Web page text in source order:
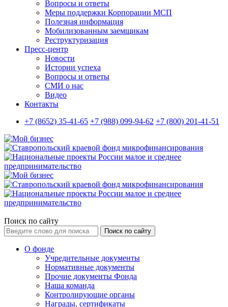
Вопросы и ответы
Меры поддержки Корпорации МСП
Полезная информация
Мобилизованным заемщикам
Реструктуризация
Пресс-центр
Новости
Истории успеха
Вопросы и ответы
СМИ о нас
Видео
Контакты
+7 (8652) 35-41-65 +7 (988) 099-94-62 +7 (800) 201-41-51
Поиск по сайту
Поиск по сайту
О фонде
Учредительные документы
Нормативные документы
Прочие документы Фонда
Наша команда
Контролирующие органы
Награды, сертификаты